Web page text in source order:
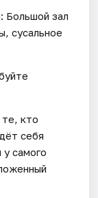
Большой зал
сусальное
кто
себя
самого